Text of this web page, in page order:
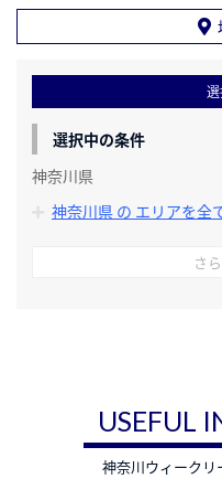
選択中の条件
神奈川県
神奈川県 の エリアを全
さ
USEFUL
神奈川ウィークリ